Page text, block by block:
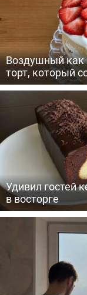
Воздушный
торт, который
Удивил гостей
в восторге